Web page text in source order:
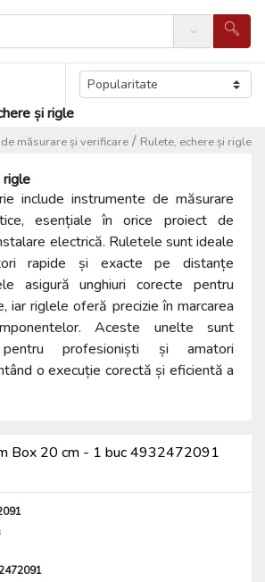
Search
și rigle
Rulete, echere și rigle
/
măsurare și verificare
rigle
include instrumente de măsurare
esențiale în orice proiect de
electrică. Ruletele sunt ideale
rapide și exacte pe distanțe
asigură unghiuri corecte pentru
iar riglele oferă precizie în marcarea
Aceste unelte sunt
pentru profesioniști și amatori
o execuție corectă și eficientă a
Box 20 cm - 1 buc 4932472091